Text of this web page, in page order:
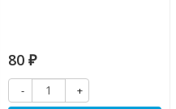
80 ₽
-
+